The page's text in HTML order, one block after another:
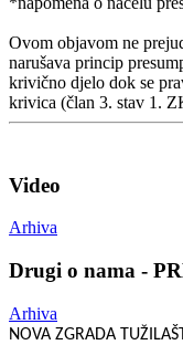
Ovom objavom ne
narušava princip
krivično djelo dok se
krivica (član 3. stav 1.
Video
Arhiva
Drugi o nama -
Arhiva
NOVA ZGRADA